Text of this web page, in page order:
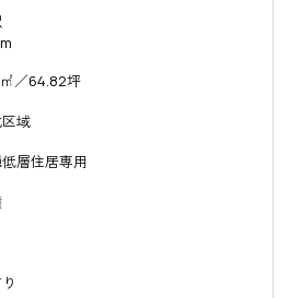
／64.82坪
域
層住居専用